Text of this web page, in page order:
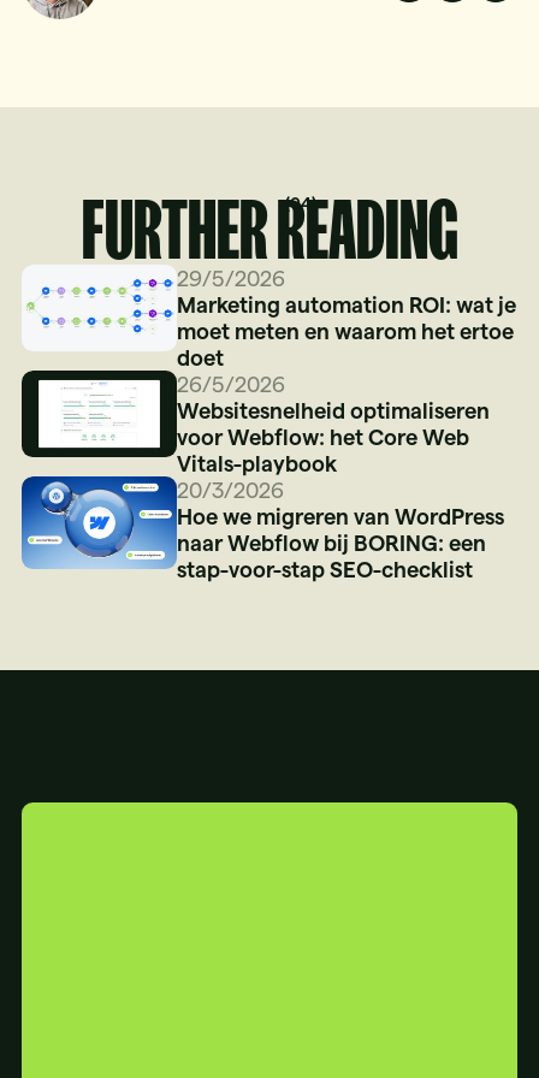
FURTHER READING
(04)
29/5/2026
Marketing automation ROI: wat je
moet meten en waarom het ertoe
doet
26/5/2026
Websitesnelheid optimaliseren
voor Webflow: het Core Web
Vitals-playbook
20/3/2026
Hoe we migreren van WordPress
naar Webflow bij BORING: een
stap-voor-stap SEO-checklist